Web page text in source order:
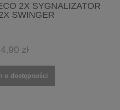
2X SYGNALIZATOR
SWINGER
zł
o dostępności